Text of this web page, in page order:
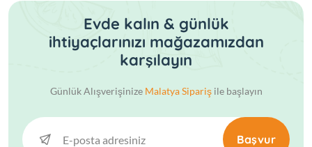
Evde kalın & günlük
ihtiyaçlarınızı mağazamızdan
karşılayın
Günlük Alışverişinize Malatya Siparişile başlayın
Başvur